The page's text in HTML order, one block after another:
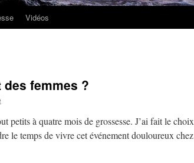
Vidéos
femmes ?
petits à quatre mois de grossesse. J’ai fait le choix
le temps de vivre cet événement douloureux chez